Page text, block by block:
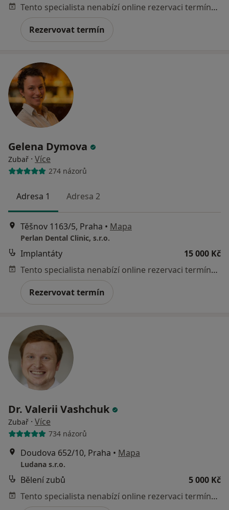
Tento specialista nenabízí online rezervaci termínu na této adrese.
Rezervovat termín
Gelena Dymova
Zubař · Více
274 názorů
Adresa 1 Adresa 2
Těšnov 1163/5, Praha • Mapa
Perlan Dental Clinic, s.r.o.
Implantáty
15 000 Kč
Tento specialista nenabízí online rezervaci termínu na této adrese.
Rezervovat termín
Dr. Valerii Vashchuk
Zubař · Více
734 názorů
Doudova 652/10, Praha • Mapa
Ludana s.r.o.
Bělení zubů
5 000 Kč
Tento specialista nenabízí online rezervaci termínu na této adrese.